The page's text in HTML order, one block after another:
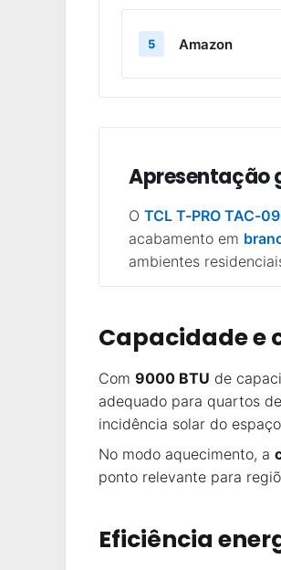
5 Amazon
Apresentação
O TCL T-PRO TAC-
acabamento em
ambientes
Capacidade e
Com 9000 BTU de
adequado para quartos
incidência solar do
No modo aquecimento, a
ponto relevante para
Eficiência